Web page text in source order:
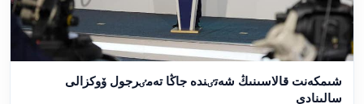
شىمكەنت قالاسىنىڭ شەتٸندە جاڭا تەمٸرجول ۆوكزالى
سالىنادى